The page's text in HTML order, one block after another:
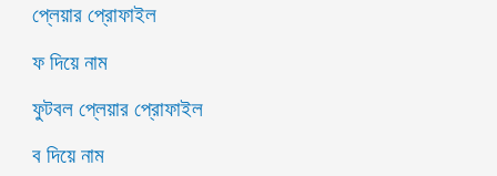
প্লেয়ার প্রোফাইল
ফ দিয়ে নাম
ফুটবল প্লেয়ার প্রোফাইল
ব দিয়ে নাম